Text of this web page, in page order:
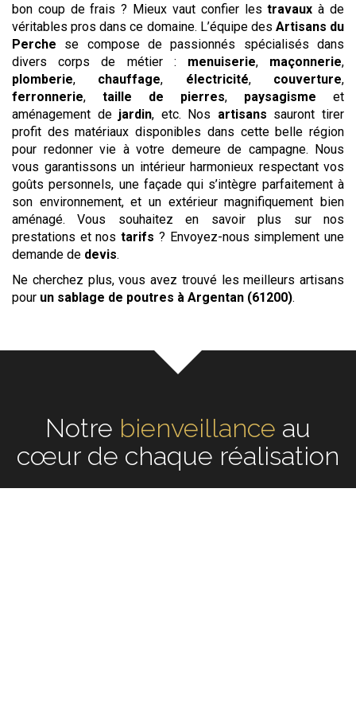
bon coup de frais ? Mieux vaut confier lestravaux à de
véritables pros dans ce domaine. L’équipe des Artisans du
Perche se compose de passionnés spécialisés dans
divers corps de métier : menuiserie, maçonnerie,
plomberie, chauffage, électricité, couverture,
ferronnerie, taille de pierres, paysagisme et
aménagement de jardin, etc. Nos artisans sauront tirer
profit des matériaux disponibles dans cette belle région
pour redonner vie à votre demeure de campagne. Nous
vous garantissons un intérieur harmonieux respectant vos
goûts personnels, une façade qui s’intègre parfaitement à
son environnement, et un extérieur magnifiquement bien
aménagé. Vous souhaitez en savoir plus sur nos
prestations et nostarifs ? Envoyez-nous simplement une
demande de devis.
Ne cherchez plus, vous avez trouvé les meilleurs artisans
pour un sablage de poutres à Argentan (61200).
Notreécouteau cœur de
chaque réalisation